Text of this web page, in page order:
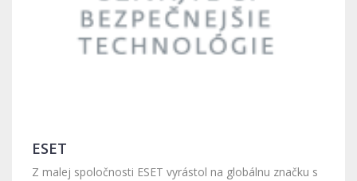
ESET
Z malej spoločnosti ESET vyrástol na globálnu značku s